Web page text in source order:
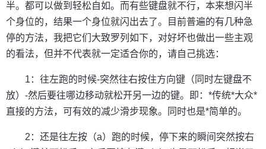
半。都可以做到轻松自如。而有些键盘就不行，本来想闪半
个身位的，结果一个身位就闪出去了。目前普遍的有几种急
停的方法，我把它们大致罗列如下，对好坏也做出一些主观
的看法，但并不代表就一定适合你的，请自己挑选：
1：往左跑的时候-突然往右按住方向键（同时左键盘不
放）-然后要往哪边移动就松开另一边的键。即：*传统*大众*
直接的方法，可有效的减少滑步现象。同时也是*简单的。
2：还是往左按（a）跑的时候，停下来的瞬间突然按右